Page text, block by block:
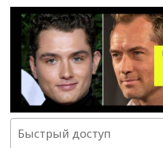
Быстрый доступ